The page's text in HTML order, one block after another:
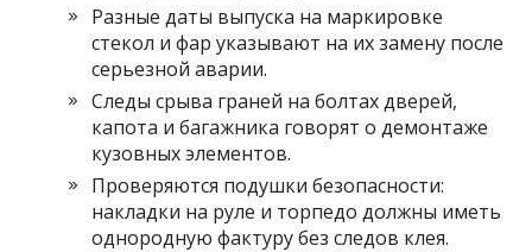
Разные даты выпуска на маркировке
стекол и фар указывают на их замену после
серьезной аварии.
Следы срыва граней на болтах дверей,
капота и багажника говорят о демонтаже
кузовных элементов.
Проверяются подушки безопасности:
накладки на руле и торпедо должны иметь
однородную фактуру без следов клея.